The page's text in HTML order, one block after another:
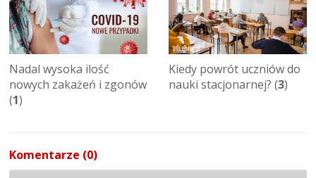
Nadal wysoka ilość
nowych zakażeń i zgonów
(1)
Kiedy powrót uczniów do
nauki stacjonarnej? (3)
Komentarze (0)